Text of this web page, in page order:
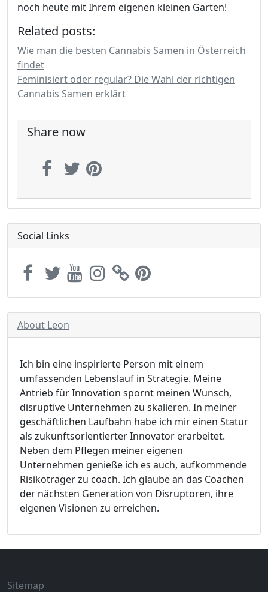
noch heute mit Ihrem eigenen kleinen Garten!
Related posts:
Wie man die besten Cannabis Samen in Österreich
findet
Feminisiert oder regulär? Die Wahl der richtigen
Cannabis Samen erklärt
Share now
Social Links
About Leon
Ich bin eine inspirierte Person mit einem
umfassenden Lebenslauf in Strategie. Meine
Antrieb für Innovation spornt meinen Wunsch,
disruptive Unternehmen zu skalieren. In meiner
geschäftlichen Laufbahn habe ich mir einen Statur
als zukunftsorientierter Innovator erarbeitet.
Neben dem Pflegen meiner eigenen
Unternehmen genieße ich es auch, aufkommende
Risikoträger zu coach. Ich glaube an das Coachen
der nächsten Generation von Disruptoren, ihre
eigenen Visionen zu erreichen.
Sitemap